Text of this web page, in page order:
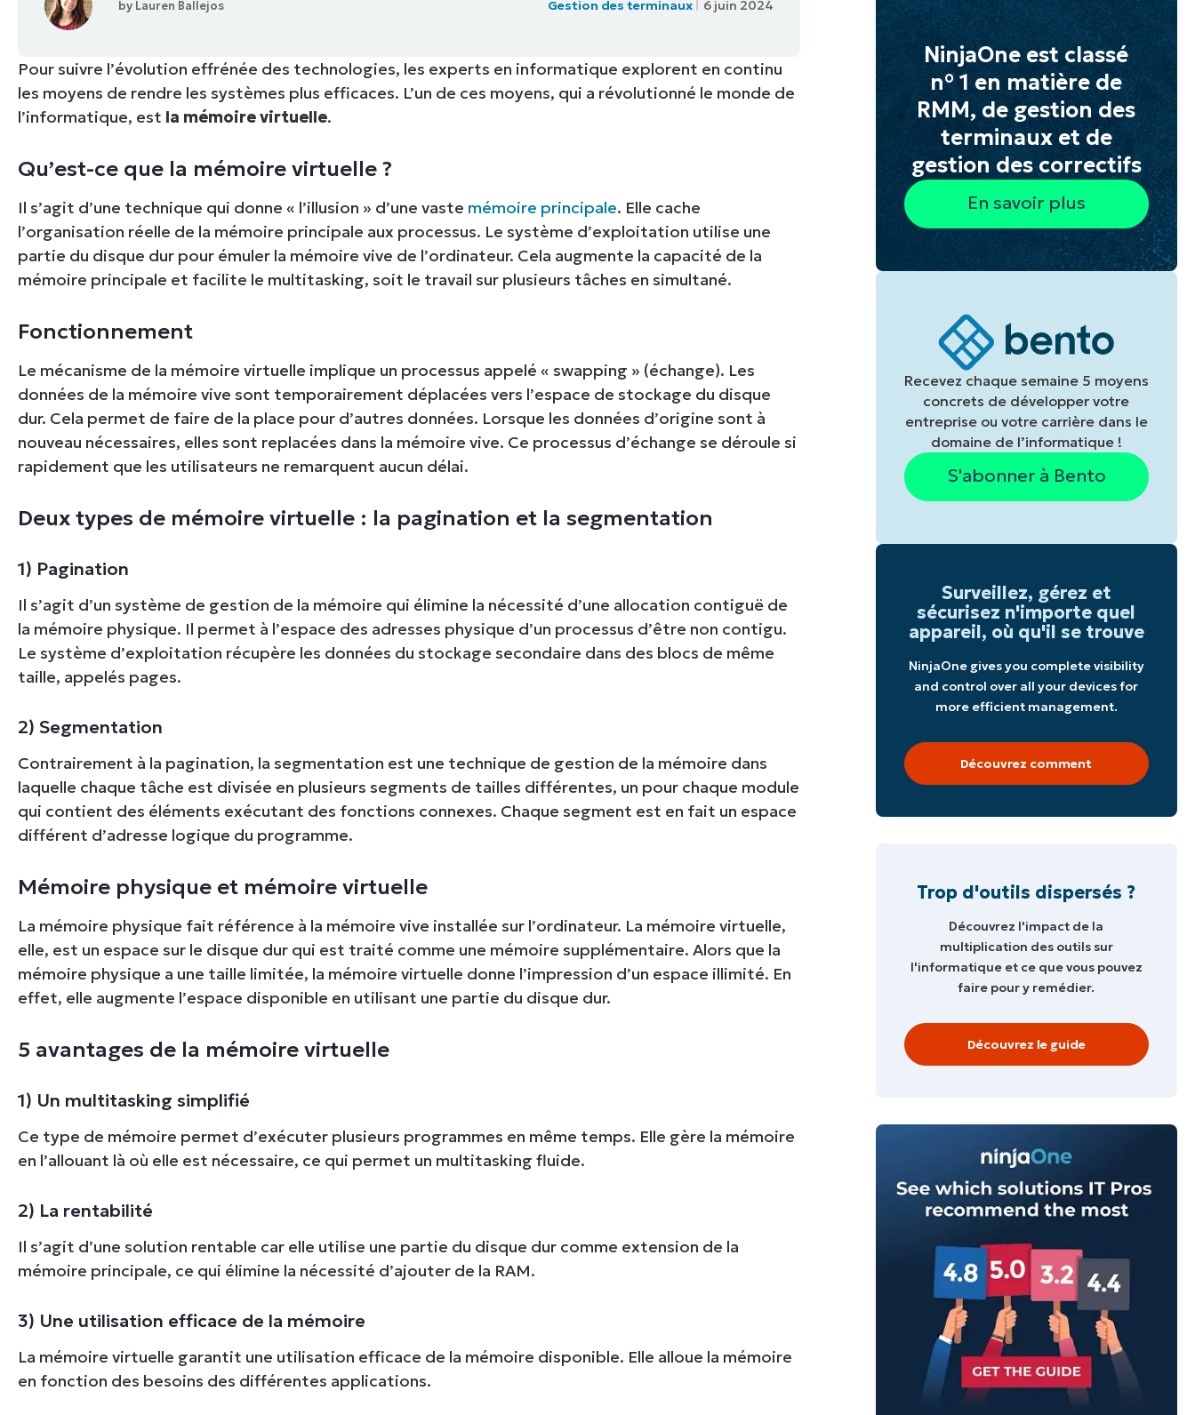
CONTACTER NOTRE ÉQUIPE COMMERCIALE
VIDÉO DE
DÉMONSTRATION
DÉMONSTRATION
by Lauren Ballejos Gestion des terminaux 6 juin 2024
Pour suivre l’évolution effrénée des technologies, les experts en informatique explorent en continu
les moyens de rendre les systèmes plus efficaces. L’un de ces moyens, qui a révolutionné le monde de
l’informatique, est la mémoire virtuelle.
Qu’est-ce que la mémoire virtuelle ?
Il s’agit d’une technique qui donne « l’illusion » d’une vaste mémoire principale. Elle cache
l’organisation réelle de la mémoire principale aux processus. Le système d’exploitation utilise une
partie du disque dur pour émuler la mémoire vive de l’ordinateur. Cela augmente la capacité de la
mémoire principale et facilite le multitasking, soit le travail sur plusieurs tâches en simultané.
Fonctionnement
Le mécanisme de la mémoire virtuelle implique un processus appelé « swapping » (échange). Les
données de la mémoire vive sont temporairement déplacées vers l’espace de stockage du disque
dur. Cela permet de faire de la place pour d’autres données. Lorsque les données d’origine sont à
nouveau nécessaires, elles sont replacées dans la mémoire vive. Ce processus d’échange se déroule si
rapidement que les utilisateurs ne remarquent aucun délai.
Deux types de mémoire virtuelle : la pagination et la segmentation
1) Pagination
Il s’agit d’un système de gestion de la mémoire qui élimine la nécessité d’une allocation contiguë de
la mémoire physique. Il permet à l’espace des adresses physique d’un processus d’être non contigu.
Le système d’exploitation récupère les données du stockage secondaire dans des blocs de même
taille, appelés pages.
2) Segmentation
Contrairement à la pagination, la segmentation est une technique de gestion de la mémoire dans
laquelle chaque tâche est divisée en plusieurs segments de tailles différentes, un pour chaque module
qui contient des éléments exécutant des fonctions connexes. Chaque segment est en fait un espace
différent d’adresse logique du programme.
Mémoire physique et mémoire virtuelle
La mémoire physique fait référence à la mémoire vive installée sur l’ordinateur. La mémoire virtuelle,
elle, est un espace sur le disque dur qui est traité comme une mémoire supplémentaire. Alors que la
mémoire physique a une taille limitée, la mémoire virtuelle donne l’impression d’un espace illimité. En
effet, elle augmente l’espace disponible en utilisant une partie du disque dur.
5 avantages de la mémoire virtuelle
1) Un multitasking simplifié
Ce type de mémoire permet d’exécuter plusieurs programmes en même temps. Elle gère la mémoire
en l’allouant là où elle est nécessaire, ce qui permet un multitasking fluide.
2) La rentabilité
Il s’agit d’une solution rentable car elle utilise une partie du disque dur comme extension de la
mémoire principale, ce qui élimine la nécessité d’ajouter de la RAM.
3) Une utilisation efficace de la mémoire
La mémoire virtuelle garantit une utilisation efficace de la mémoire disponible. Elle alloue la mémoire
en fonction des besoins des différentes applications.
NinjaOne est classé
n° 1 en matière de
RMM, de gestion des
terminaux et de
gestion des correctifs
En savoir plus
Recevez chaque semaine 5 moyens
concrets de développer votre
entreprise ou votre carrière dans le
domaine de l’informatique !
S'abonner à Bento
Surveillez, gérez et
sécurisez n'importe quel
appareil, où qu'il se trouve
NinjaOne gives you complete visibility
and control over all your devices for
more efficient management.
Découvrez comment
Trop d'outils dispersés ?
Découvrez l'impact de la
multiplication des outils sur
l'informatique et ce que vous pouvez
faire pour y remédier.
Découvrez le guide